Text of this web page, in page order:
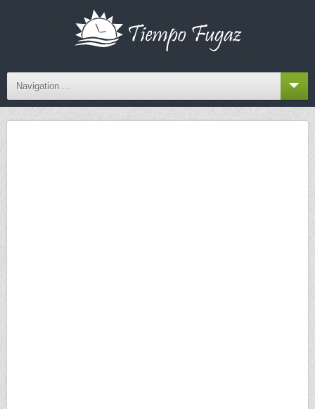
Navigation ...